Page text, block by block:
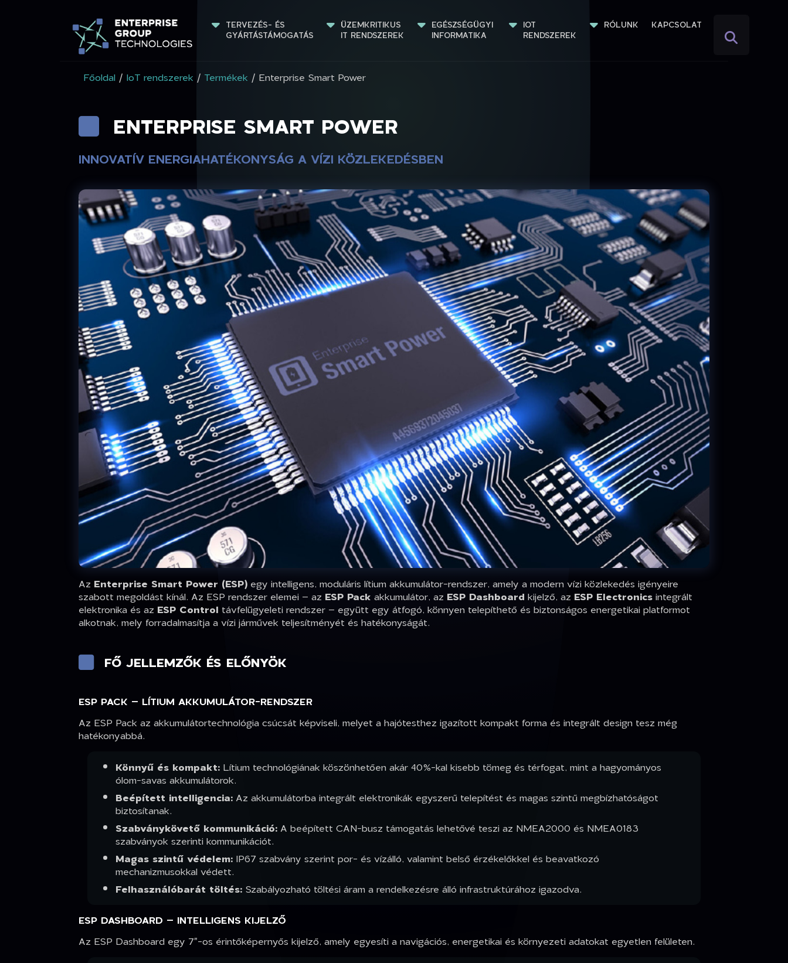
TERVEZÉS- ÉS
GYÁRTÁSTÁMOGATÁS
ÜZEMKRITIKUS
IT RENDSZEREK
EGÉSZSÉGÜGYI
INFORMATIKA
IOT
RENDSZEREK
RÓLUNK KAPCSOLAT
Főoldal / IoT rendszerek / Termékek / Enterprise Smart Power
ENTERPRISE SMART POWER
INNOVATÍV ENERGIAHATÉKONYSÁG A VÍZI KÖZLEKEDÉSBEN
Az Enterprise Smart Power (ESP) egy intelligens, moduláris lítium akkumulátor-rendszer, amely a modern vízi közlekedés igényeire
szabott megoldást kínál. Az ESP rendszer elemei – az ESP Pack akkumulátor, az ESP Dashboard kijelző, az ESP Electronicsintegrált
elektronika és az ESP Control távfelügyeleti rendszer – együtt egy átfogó, könnyen telepíthető és biztonságos energetikai platformot
alkotnak, mely forradalmasítja a vízi járművek teljesítményét és hatékonyságát.
FŐ JELLEMZŐK ÉS ELŐNYÖK
ESP PACK – LÍTIUM AKKUMULÁTOR-RENDSZER
Az ESP Pack az akkumulátortechnológia csúcsát képviseli, melyet a hajótesthez igazított kompakt forma és integrált design tesz még
hatékonyabbá.
Könnyű és kompakt: Lítium technológiának köszönhetően akár 40%-kal kisebb tömeg és térfogat, mint a hagyományos
ólom-savas akkumulátorok.
Beépített intelligencia:Az akkumulátorba integrált elektronikák egyszerű telepítést és magas szintű megbízhatóságot
biztosítanak.
Szabványkövető kommunikáció:A beépített CAN-busz támogatás lehetővé teszi az NMEA2000 és NMEA0183
szabványok szerinti kommunikációt.
Magas szintű védelem: IP67 szabvány szerint por- és vízálló, valamint belső érzékelőkkel és beavatkozó
mechanizmusokkal védett.
Felhasználóbarát töltés: Szabályozható töltési áram a rendelkezésre álló infrastruktúrához igazodva.
ESP DASHBOARD – INTELLIGENS KIJELZŐ
Az ESP Dashboard egy 7"-os érintőképernyős kijelző, amely egyesíti a navigációs, energetikai és környezeti adatokat egyetlen felületen.